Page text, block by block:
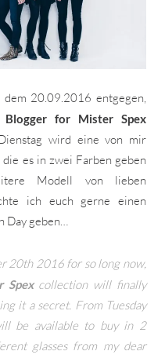
20.09.2016 entgegen,
Blogger for Mister Spex
wird eine von mir
es in zwei Farben geben
Modell von lieben
ich euch gerne einen
geben…
20th 2016 for so long now,
Spexcollection will finally
it a secret. From Tuesday
be available to buy in 2
glasses from my dear